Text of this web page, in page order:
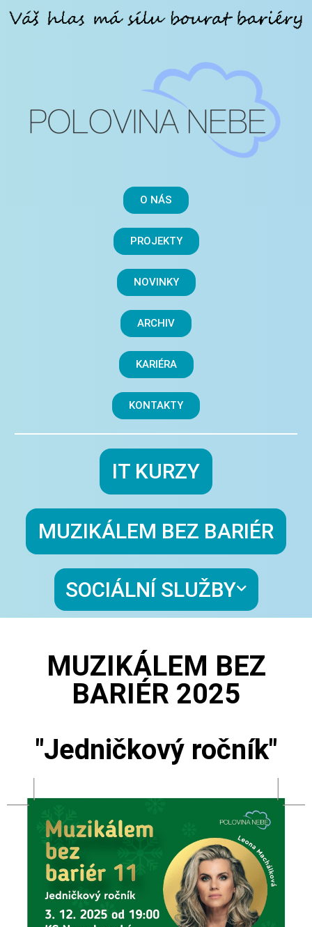
O NÁS
PROJEKTY
NOVINKY
ARCHIV
KARIÉRA
KONTAKTY
IT KURZY
MUZIKÁLEM BEZ BARIÉR
SOCIÁLNÍ SLUŽBY
MUZIKÁLEM BEZ
BARIÉR 2025
"Jedničkový ročník"